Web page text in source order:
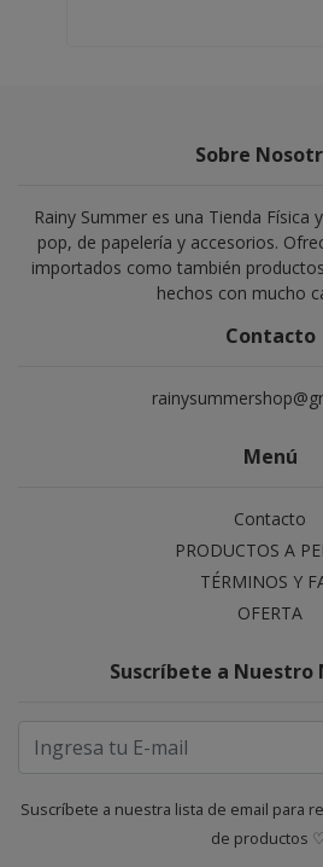
Sobre
Rainy Summer es una Tienda Física
pop, de papelería y accesorios.
importados como también
hechos con mucho
Contacto
Menú
Contacto
PRODUCTOS A
TÉRMINOS Y
OFERTA
Suscríbete a
Suscríbete a nuestra lista de email para
de productos